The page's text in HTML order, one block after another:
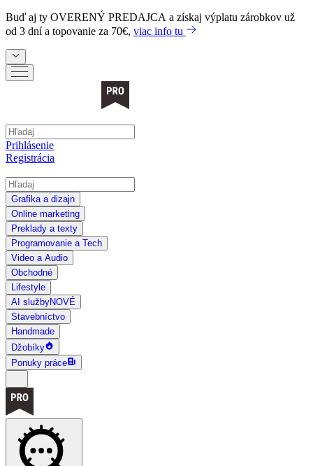
Buď aj ty OVERENÝ PREDAJCA a získaj výplatu zárobkov už
od 3 dní a topovanie za 70€, viac info tu
Prihlásenie
Registrácia
Grafika a dizajn
Online marketing
Preklady a texty
Programovanie a Tech
Video a Audio
Obchodné
Lifestyle
AI službyNOVÉ
Stavebníctvo
Handmade
Džobíky
Ponuky práce